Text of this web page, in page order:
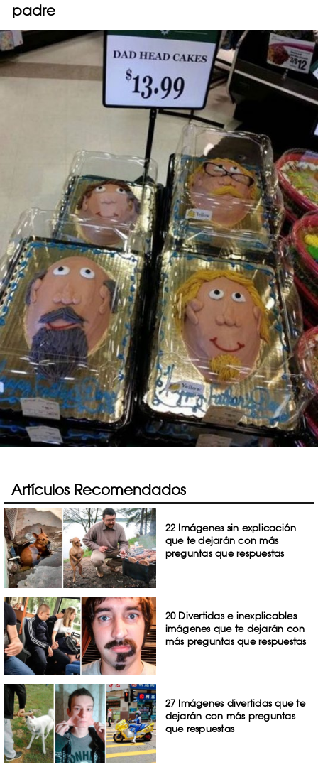
padre
Artículos Recomendados
22 Imágenes sin explicación
que te dejarán con más
preguntas que respuestas
20 Divertidas e inexplicables
imágenes que te dejarán con
más preguntas que respuestas
27 Imágenes divertidas que te
dejarán con más preguntas
que respuestas